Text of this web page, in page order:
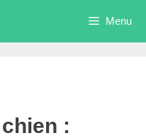
Menu
: